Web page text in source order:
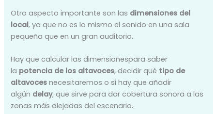
Otro aspecto importante son las dimensiones del
local, ya que no es lo mismo el sonido en una sala
pequeña que en un gran auditorio.
Hay que calcular las dimensionespara saber
la potencia de los altavoces, decidir qué tipo de
altavocesnecesitaremos o si hay que añadir
algún delay, que sirve para dar cobertura sonora a las
zonas más alejadas del escenario.